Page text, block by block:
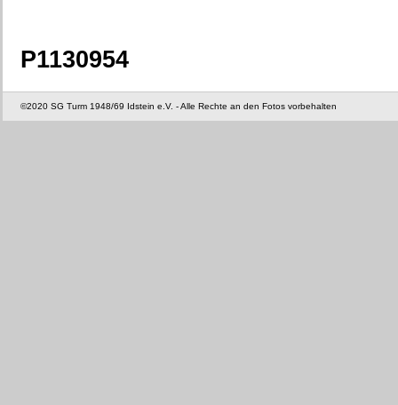
P1130954
©2020 SG Turm 1948/69 Idstein e.V. - Alle Rechte an den Fotos vorbehalten